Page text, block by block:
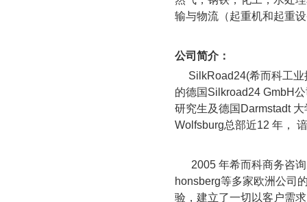
输与物流（起重机和起重
公司简介：
SilkRoad24(希而科工
的德国 Silkroad24 GmbH
研究生及德国 Darmstadt 大
Wolfsburg总部近12 年，
2005 年希而科商务咨
honsberg等多家欧洲公司
验，建立了一切以客户需